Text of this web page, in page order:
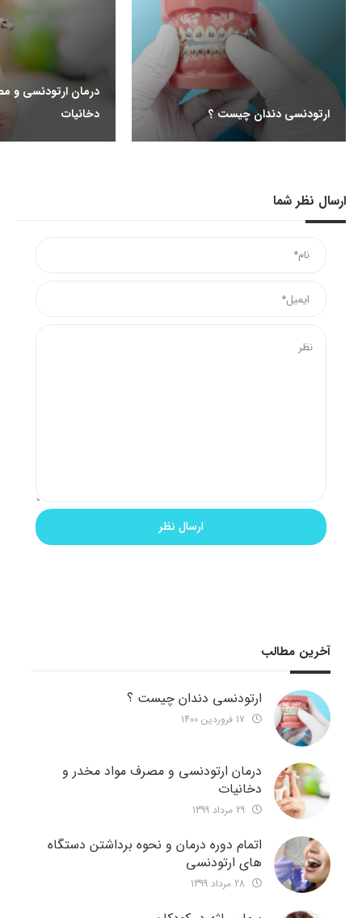
ارتودنسی دندان چیست ؟
درمان ارتودنسی و
دخانیات
ارسال نظر شما
آخرین مطالب
ارتودنسی دندان چیست ؟
درمان ارتودنسی و مصرف مواد مخدر و
دخانیات
اتمام دوره درمان و نحوه برداشتن دستگاه
های ارتودنسی